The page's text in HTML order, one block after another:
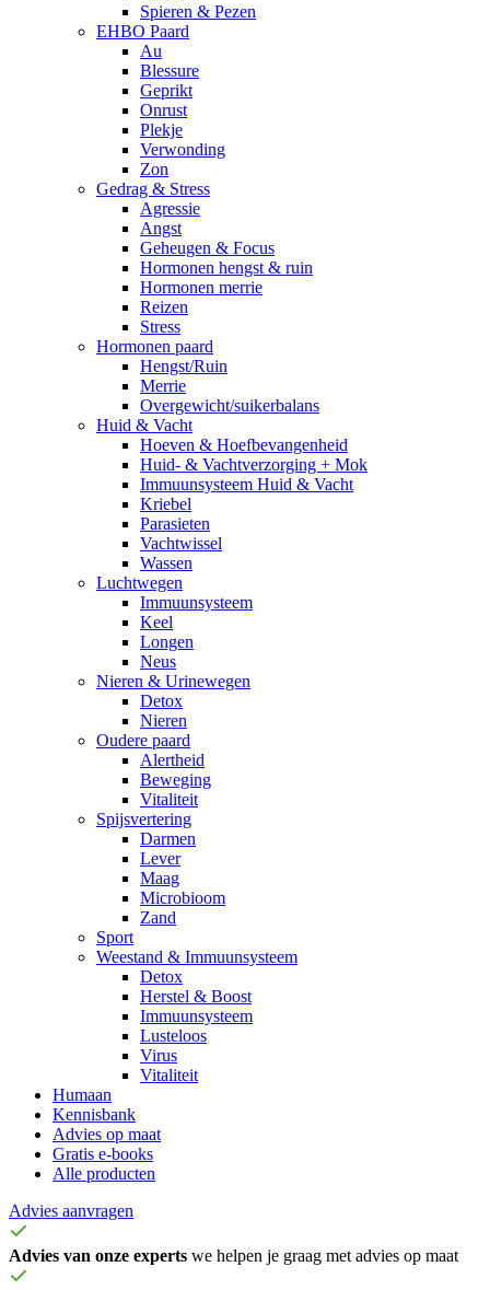
Spieren & Pezen
EHBO Paard
Au
Blessure
Geprikt
Onrust
Plekje
Verwonding
Zon
Gedrag & Stress
Agressie
Angst
Geheugen & Focus
Hormonen hengst & ruin
Hormonen merrie
Reizen
Stress
Hormonen paard
Hengst/Ruin
Merrie
Overgewicht/suikerbalans
Huid & Vacht
Hoeven & Hoefbevangenheid
Huid- & Vachtverzorging + Mok
Immuunsysteem Huid & Vacht
Kriebel
Parasieten
Vachtwissel
Wassen
Luchtwegen
Immuunsysteem
Keel
Longen
Neus
Nieren & Urinewegen
Detox
Nieren
Oudere paard
Alertheid
Beweging
Vitaliteit
Spijsvertering
Darmen
Lever
Maag
Microbioom
Zand
Sport
Weestand & Immuunsysteem
Detox
Herstel & Boost
Immuunsysteem
Lusteloos
Virus
Vitaliteit
Humaan
Kennisbank
Advies op maat
Gratis e-books
Alle producten
Advies aanvragen
Advies van onze experts we helpen je graag met advies op maat